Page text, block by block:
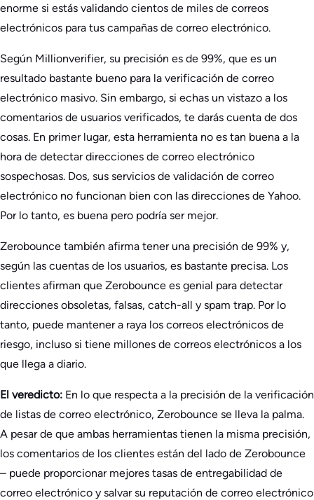
enorme si estás validando cientos de miles de correos
electrónicos para tus campañas de correo electrónico.
Según Millionverifier, su precisión es de 99%, que es un
resultado bastante bueno para la verificación de correo
electrónico masivo. Sin embargo, si echas un vistazo a los
comentarios de usuarios verificados, te darás cuenta de dos
cosas. En primer lugar, esta herramienta no es tan buena a la
hora de detectar direcciones de correo electrónico
sospechosas. Dos, sus servicios de validación de correo
electrónico no funcionan bien con las direcciones de Yahoo.
Por lo tanto, es buena pero podría ser mejor.
Zerobounce también afirma tener una precisión de 99% y,
según las cuentas de los usuarios, es bastante precisa. Los
clientes afirman que Zerobounce es genial para detectar
direcciones obsoletas, falsas, catch-all y spam trap. Por lo
tanto, puede mantener a raya los correos electrónicos de
riesgo, incluso si tiene millones de correos electrónicos a los
que llega a diario.
El veredicto: En lo que respecta a la precisión de la verificación
de listas de correo electrónico, Zerobounce se lleva la palma.
A pesar de que ambas herramientas tienen la misma precisión,
los comentarios de los clientes están del lado de Zerobounce
– puede proporcionar mejores tasas de entregabilidad de
correo electrónico y salvar su reputación de correo electrónico